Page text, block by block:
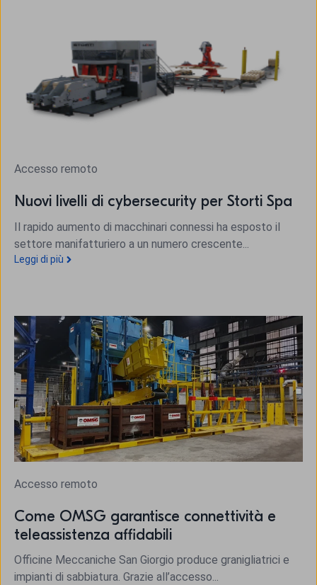
Accesso remoto
Nuovi livelli di cybersecurity per Storti Spa
Il rapido aumento di macchinari connessi ha esposto il
settore manifatturiero a un numero crescente...
Leggi di più
Accesso remoto
Come OMSG garantisce connettività e
teleassistenza affidabili
Officine Meccaniche San Giorgio produce granigliatrici e
impianti di sabbiatura. Grazie all’accesso...